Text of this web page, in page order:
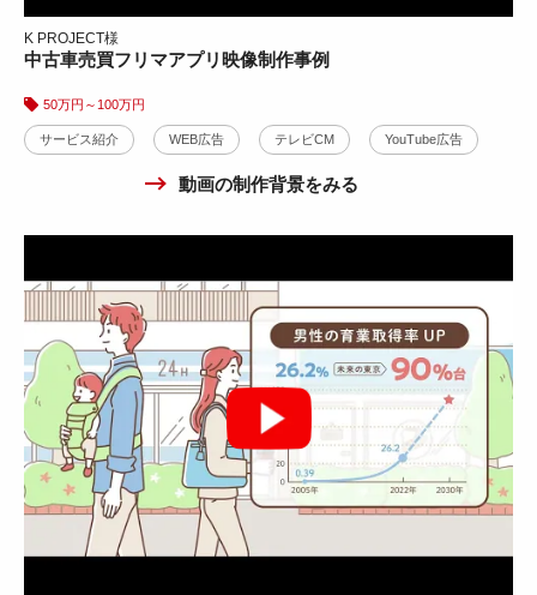
K PROJECT様
中古車売買フリマアプリ映像制作事例
50万円～100万円
サービス紹介 WEB広告 テレビCM YouTube広告
動画の制作背景をみる
EXPO用サービス紹介動画広告事例
10万円～30万円 WEB広告 YouTube広告
お菓子紹介動画広告①
人材シェアリングサービスPR動画広告制作事例
30万円～50万円 WEB広告 YouTube広告
動画の制作背景をみる